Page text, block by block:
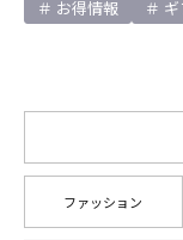
お得情報
ファッション